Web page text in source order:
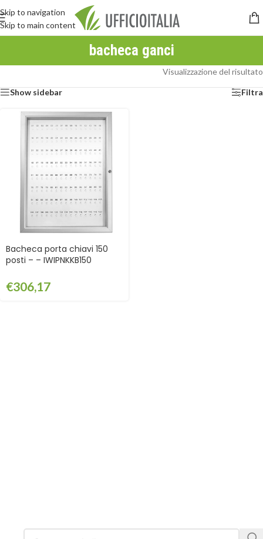
Skip to navigation
Skip to main content
bacheca ganci
Visualizzazione del risultato
Show sidebar Filtra
Bacheca porta chiavi 150
posti – – IWIPNKKB150
€306,17